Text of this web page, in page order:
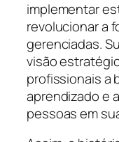
implementar
revolucionar a
gerenciadas.
visão
profissionais a
aprendizado e
pessoas em